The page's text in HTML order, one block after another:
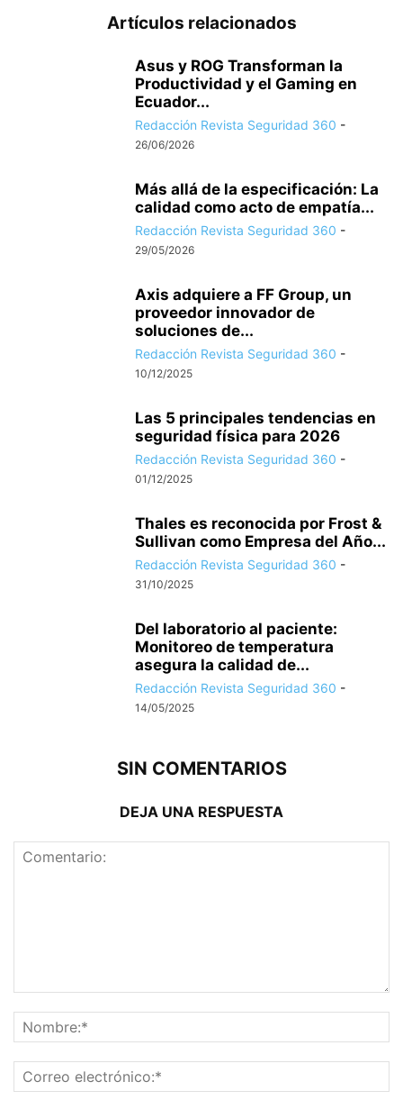
Artículos relacionados
Asus y ROG Transforman la
Productividad y el Gaming en
Ecuador...
Redacción Revista Seguridad 360 -
26/06/2026
Más allá de la especificación: La
calidad como acto de empatía...
Redacción Revista Seguridad 360 -
29/05/2026
Axis adquiere a FF Group, un
proveedor innovador de
soluciones de...
Redacción Revista Seguridad 360 -
10/12/2025
Las 5 principales tendencias en
seguridad física para 2026
Redacción Revista Seguridad 360 -
01/12/2025
Thales es reconocida por Frost &
Sullivan como Empresa del Año...
Redacción Revista Seguridad 360 -
31/10/2025
Del laboratorio al paciente:
Monitoreo de temperatura
asegura la calidad de...
Redacción Revista Seguridad 360 -
14/05/2025
SIN COMENTARIOS
DEJA UNA RESPUESTA